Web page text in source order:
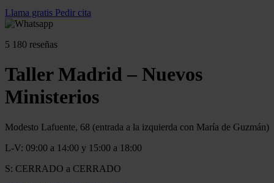
Llama gratis Pedir cita
5 180 reseñas
Taller Madrid – Nuevos
Ministerios
Modesto Lafuente, 68 (entrada a la izquierda con María de Guzmán)
L-V: 09:00 a 14:00 y 15:00 a 18:00
S: CERRADO a CERRADO